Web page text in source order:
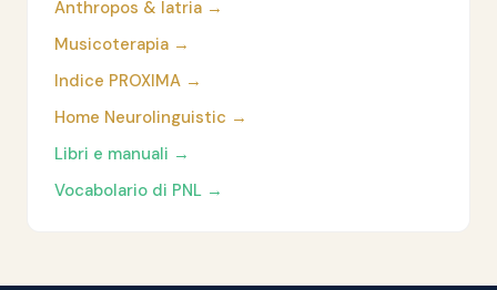
Anthropos & Iatria →
Musicoterapia →
Indice PROXIMA →
Home Neurolinguistic →
Libri e manuali →
Vocabolario di PNL →